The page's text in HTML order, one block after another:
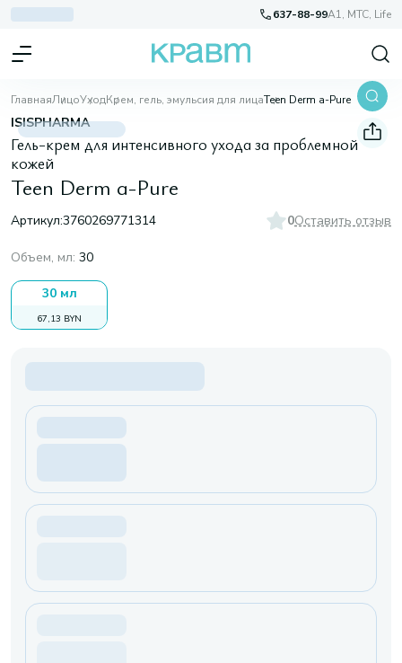
637-88-99A1, МТС, Life
ГлавнаяЛицоУходКрем, гель, эмульсия для лицаTeen Derm a-Pure
ISISPHARMA
Гель-крем для интенсивного ухода за проблемной
кожей
Teen Derm a-Pure
Артикул:3760269771314 0Оставить отзыв
Объем, мл: 30
30 мл
67,13 BYN